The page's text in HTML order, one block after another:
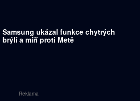
Samsung ukázal funkce chytrých
brýlí a míří proti Metě
Reklama